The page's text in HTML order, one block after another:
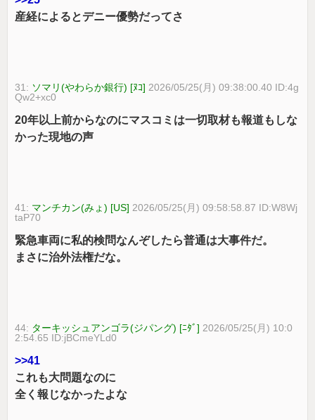
産経によるとデニー優勢だってさ
31: ソマリ(やわらか銀行) [ﾇｺ] 2026/05/25(月) 09:38:00.40 ID:4g
Qw2+xc0
20年以上前からなのにマスコミは一切取材も報道もしな
かった現地の声
41: マンチカン(みょ) [US] 2026/05/25(月) 09:58:58.87 ID:W8Wj
taP70
緊急車両に私的検問なんぞしたら普通は大事件だ。
まさに治外法権だな。
44: ターキッシュアンゴラ(ジパング) [ﾆﾀﾞ] 2026/05/25(月) 10:0
2:54.65 ID:jBCmeYLd0
>>41
これも大問題なのに
全く報じなかったよな